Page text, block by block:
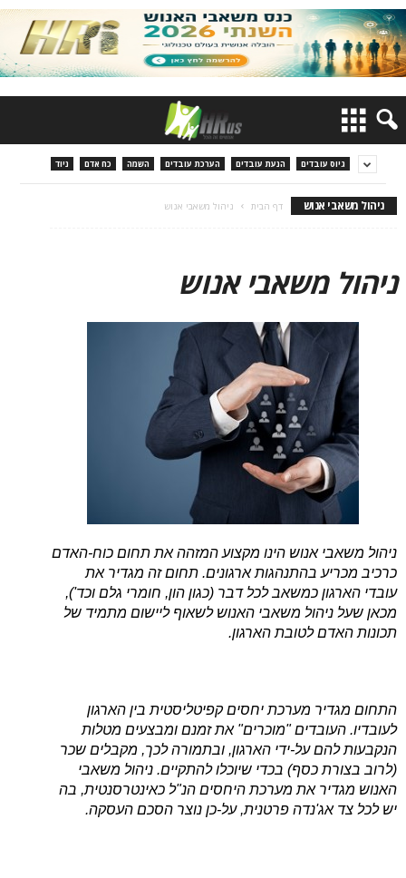
גיוס עובדים הנעת עובדים הערכת עובדים השמה כח אדם ניוד
ניהול משאבי אנוש דף הבית ניהול משאבי אנוש
ניהול משאבי אנוש
ניהול משאבי אנוש הינו מקצוע המזהה את תחום כוח-האדם
כרכיב מכריע בהתנהגות ארגונים. תחום זה מגדיר את
עובדי הארגון כמשאב לכל דבר (כגון הון, חומרי גלם וכד'),
מכאן שעל ניהול משאבי האנוש לשאוף ליישום מתמיד של
תכונות האדם לטובת הארגון.
התחום מגדיר מערכת יחסים קפיטליסטית בין הארגון
לעובדיו. העובדים "מוכרים" את זמנם ומבצעים מטלות
הנקבעות להם על-ידי הארגון, ובתמורה לכך, מקבלים שכר
(לרוב בצורת כסף) בכדי שיוכלו להתקיים. ניהול משאבי
האנוש מגדיר את מערכת היחסים הנ"ל כאינטרסנטית, בה
יש לכל צד אג'נדה פרטנית, על-כן נוצר הסכם העסקה.